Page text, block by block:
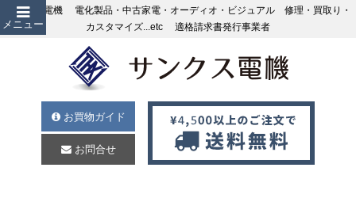
メニュー
サンクス電機 電化製品・中古家電・オーディオ・ビジュアル 修理・買取り・
カスタマイズ...etc 適格請求書発行事業者
お買物ガイド
お問合せ